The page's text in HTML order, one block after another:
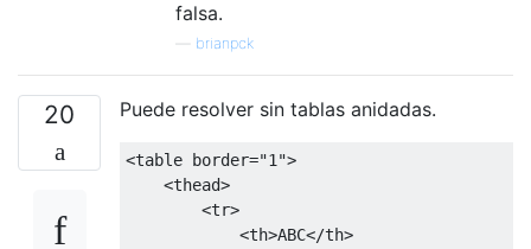
falsa.
brianpck
20 Puede resolver sin tablas anidadas.
<table border="1">
<thead>
<tr>
<th>ABC</th>